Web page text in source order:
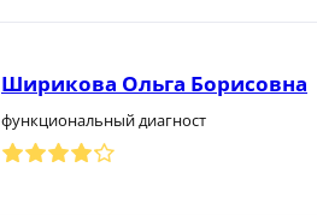
Ширикова Ольга Борисовна
функциональный диагност